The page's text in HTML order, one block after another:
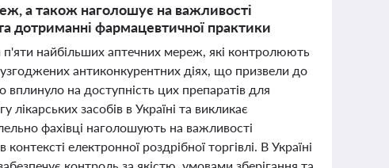
а також наголошує на важливості
дотриманні фармацевтичної практики
найбільших аптечних мереж, які контролюють
антиконкурентних діях, що призвели до
на доступність цих препаратів для
засобів в Україні та викликає
фахівці наголошують на важливості
електронної роздрібної торгівлі. В Україні